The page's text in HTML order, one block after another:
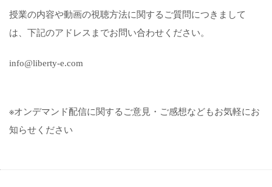
授業の内容や動画の視聴方法に関するご質問につきまして
は、下記のアドレスまでお問い合わせください。
info@liberty-e.com
※オンデマンド配信に関するご意見・ご感想などもお気軽にお
知らせください